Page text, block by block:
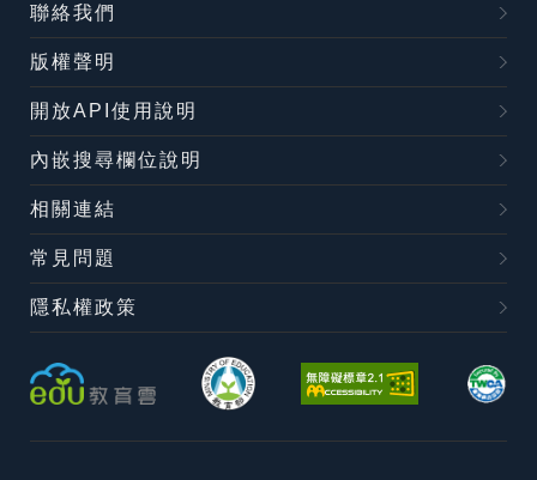
聯絡我們
版權聲明
開放API使用說明
內嵌搜尋欄位說明
相關連結
常見問題
隱私權政策